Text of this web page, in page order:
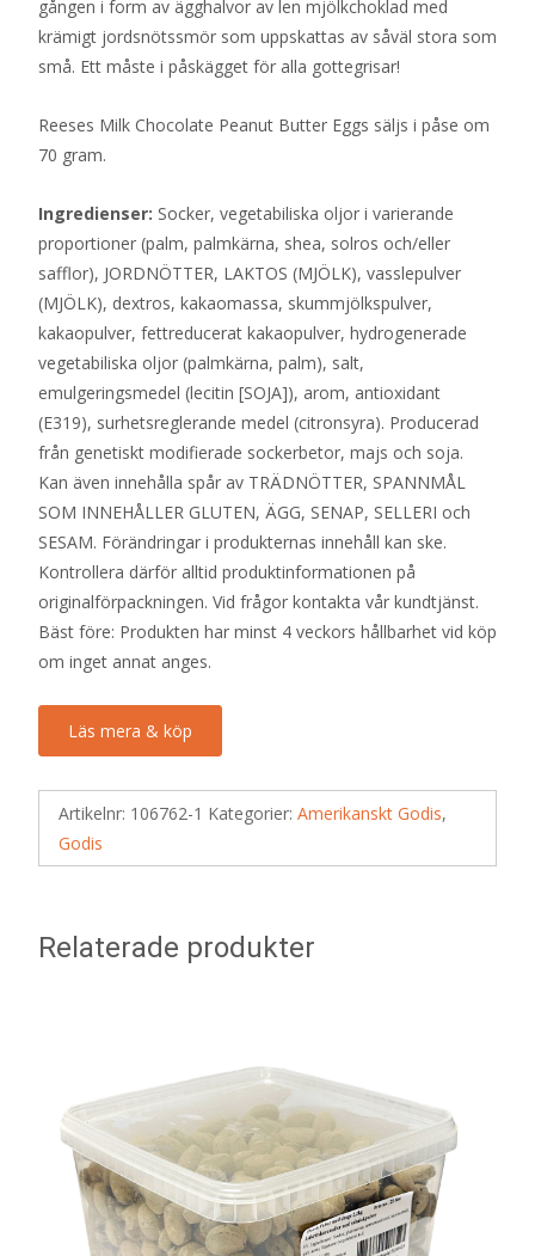
gången i form av ägghalvor av len mjölkchoklad med
krämigt jordsnötssmör som uppskattas av såväl stora som
små. Ett måste i påskägget för alla gottegrisar!
Reeses Milk Chocolate Peanut Butter Eggs säljs i påse om
70 gram.
Ingredienser: Socker, vegetabiliska oljor i varierande
proportioner (palm, palmkärna, shea, solros och/eller
safflor), JORDNÖTTER, LAKTOS (MJÖLK), vasslepulver
(MJÖLK), dextros, kakaomassa, skummjölkspulver,
kakaopulver, fettreducerat kakaopulver, hydrogenerade
vegetabiliska oljor (palmkärna, palm), salt,
emulgeringsmedel (lecitin [SOJA]), arom, antioxidant
(E319), surhetsreglerande medel (citronsyra). Producerad
från genetiskt modifierade sockerbetor, majs och soja.
Kan även innehålla spår av TRÄDNÖTTER, SPANNMÅL
SOM INNEHÅLLER GLUTEN, ÄGG, SENAP, SELLERI och
SESAM. Förändringar i produkternas innehåll kan ske.
Kontrollera därför alltid produktinformationen på
originalförpackningen. Vid frågor kontakta vår kundtjänst.
Bäst före: Produkten har minst 4 veckors hållbarhet vid köp
om inget annat anges.
Läs mera & köp
Artikelnr: 106762-1 Kategorier: Amerikanskt Godis,
Godis
Relaterade produkter